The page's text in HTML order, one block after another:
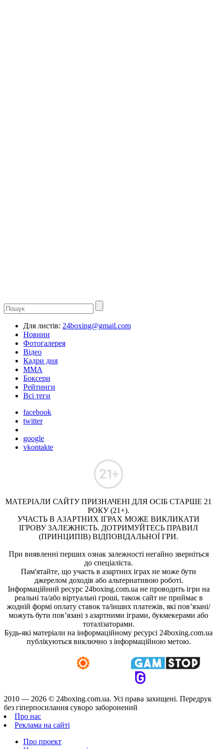
Для листів: 24boxing@gmail.com
Новини
Фотогалерея
Відео
Кадри дня
ММА
Боксери
Рейтинги
Всі теги
facebook
twitter
google
vkontakte
МАТЕРІАЛИ САЙТУ ПРИЗНАЧЕНІ ДЛЯ ОСІБ СТАРШЕ 21
РОКУ (21+).
УЧАСТЬ В АЗАРТНИХ ІГРАХ МОЖЕ ВИКЛИКАТИ
ІГРОВУ ЗАЛЕЖНІСТЬ. ДОТРИМУЙТЕСЬ ПРАВИЛ
(ПРИНЦИПІВ) ВІДПОВІДАЛЬНОЇ ГРИ.
При виявленні перших ознак залежності негайно зверніться
до спеціаліста.
Пам'ятайте, що участь в азартних іграх не може бути
джерелом доходів або альтернативою роботі.
Інформаційний ресурс 24boxing.com.ua не проводить ігри на
реальні та/або віртуальні гроші, також сайт не приймає в
жодній формі оплату ставок та/інших платежів, які пов’язані/
можуть бути пов’язані з азартними іграми, букмекерами або
тоталізаторами.
Будь-які матеріали на інформаційному ресурсі 24boxing.com.ua
публікуються виключно з інформаційною метою.
2010 — 2026 © 24boxing.com.ua. Усi права захищенi. Передрук
без гіперпосилання суворо заборонений
Про нас
Реклама на сайті
Про проект